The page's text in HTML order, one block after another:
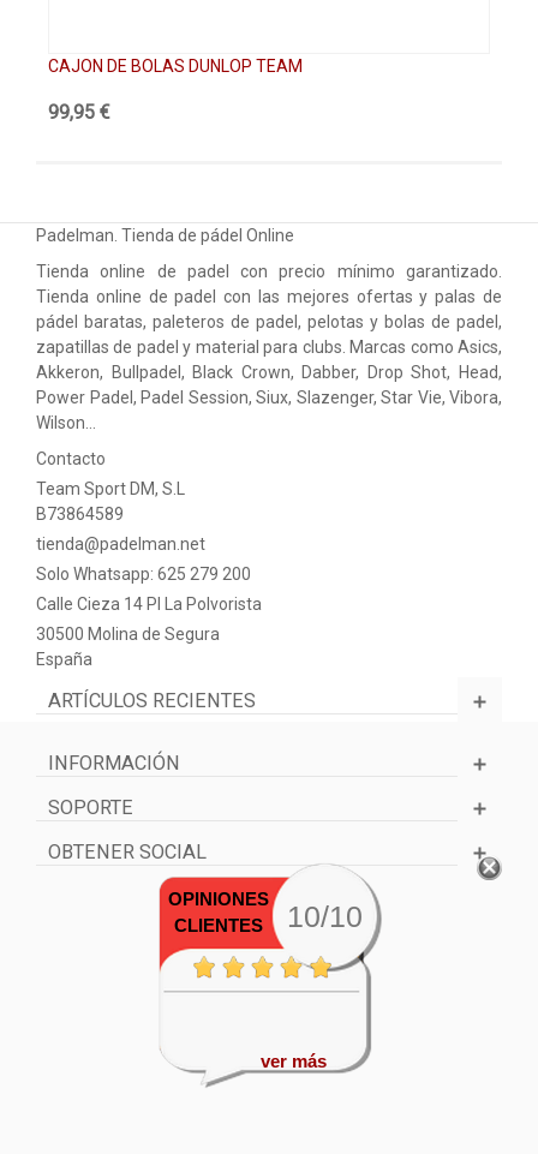
CAJON DE BOLAS DUNLOP TEAM
99,95 €
Padelman. Tienda de pádel Online
Tienda online de padel con precio mínimo garantizado.
Tienda online de padel con las mejores ofertas y palas de
pádel baratas, paleteros de padel, pelotas y bolas de padel,
zapatillas de padel y material para clubs. Marcas como Asics,
Akkeron, Bullpadel, Black Crown, Dabber, Drop Shot, Head,
Power Padel, Padel Session, Siux, Slazenger, Star Vie, Vibora,
Wilson…
Contacto
Team Sport DM, S.L
B73864589
tienda@padelman.net
Solo Whatsapp: 625 279 200
Calle Cieza 14 PI La Polvorista
30500 Molina de Segura
España
ARTÍCULOS RECIENTES
INFORMACIÓN
SOPORTE
OBTENER SOCIAL
OPINIONES
CLIENTES
10/10
ver más